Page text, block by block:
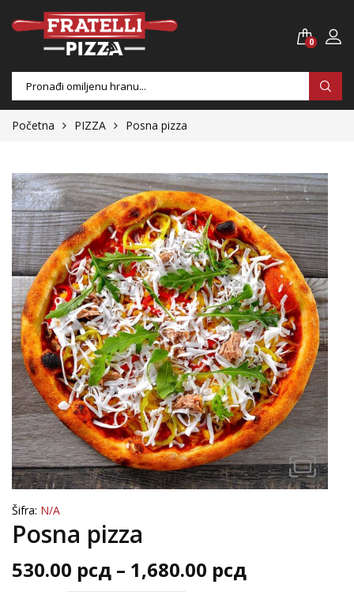
0
Products
search
Početna PIZZA Posna pizza
Šifra: N/A
Posna pizza
530.00 рсд – 1,680.00 рсдRaspon